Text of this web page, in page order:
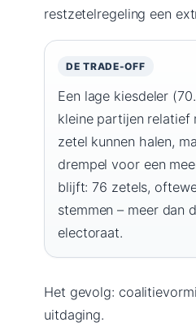
restzetelregeling een
DE TRADE-OFF
Een lage kiesdeler
kleine partijen relatief
zetel kunnen halen,
drempel voor een
blijft: 76 zetels,
stemmen – meer dan
electoraat.
Het gevolg:
uitdaging.